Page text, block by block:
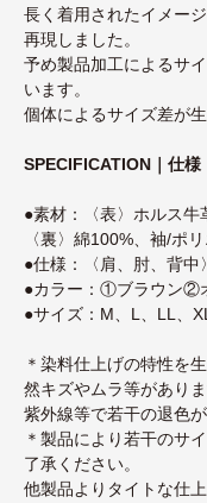
長く着用されたイメー
再現しました。
予め製品加工によるサ
います。
個体によるサイズ差が
SPECIFICATION｜仕様
●素材：〈表〉ホルス牛
〈裏〉綿100%、袖/ポ
●仕様：〈肩、肘、背中
●カラー：①ブラウン②
●サイズ：M、L、LL、XL
＊染料仕上げの特性を
然キズやムラ等がありま
紫外線等で若干の退色
＊製品により若干のサ
了承ください。
他製品よりタイトな仕